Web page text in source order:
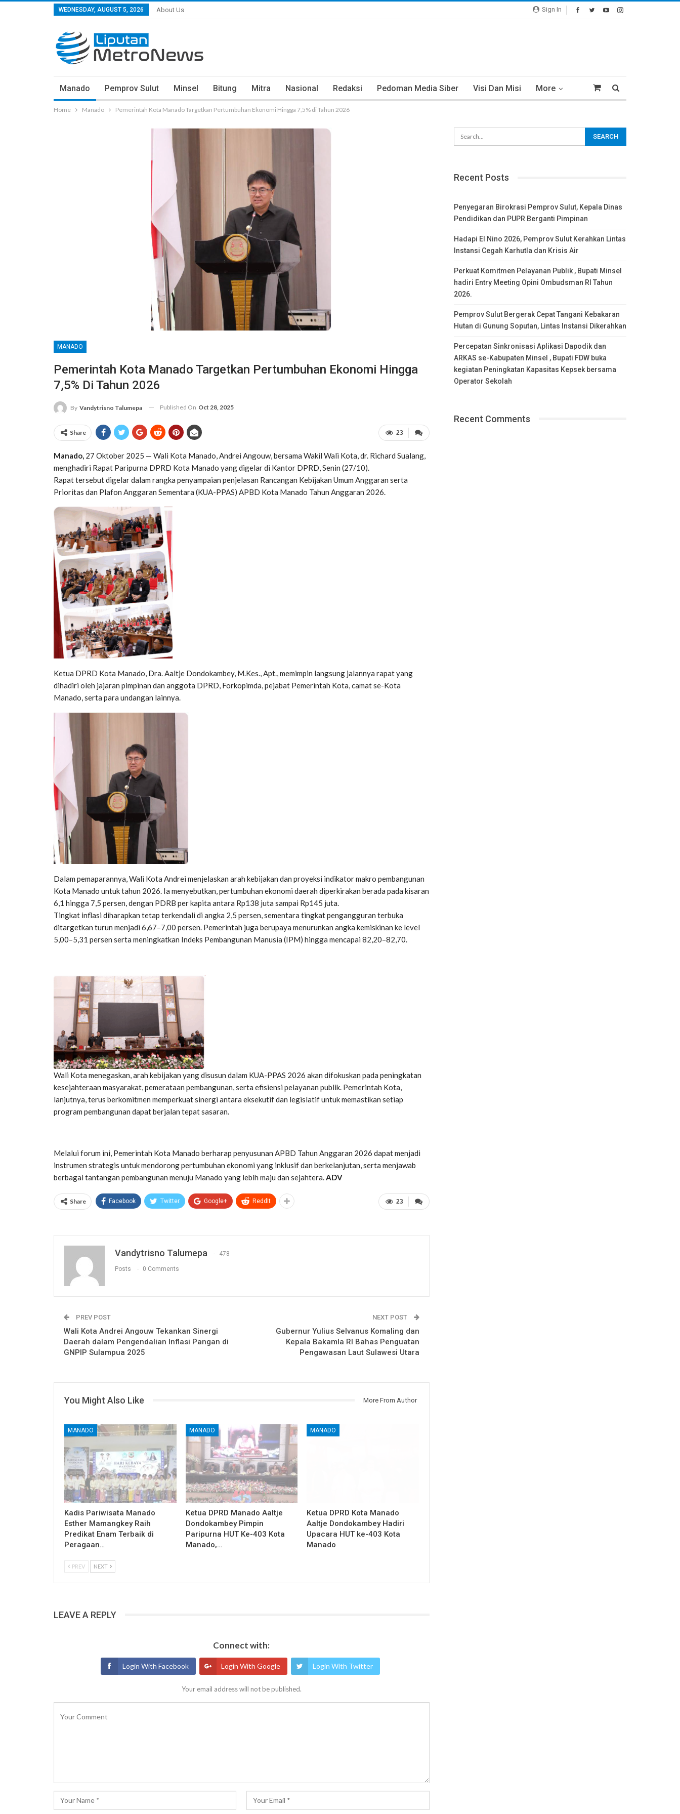
Sign In
WEDNESDAY, AUGUST 5, 2026 About Us
Manado Pemprov Sulut Minsel Bitung Mitra Nasional Redaksi Pedoman Media Siber Visi Dan Misi More
Home Manado Pemerintah Kota Manado Targetkan Pertumbuhan Ekonomi Hingga 7,5% di Tahun 2026
MANADO
Pemerintah Kota Manado Targetkan Pertumbuhan Ekonomi Hingga
7,5% Di Tahun 2026
By Vandytrisno Talumepa Published On Oct 28, 2025
23
Share
Manado, 27 Oktober 2025 — Wali Kota Manado, Andrei Angouw, bersama Wakil Wali Kota, dr. Richard Sualang,
menghadiri Rapat Paripurna DPRD Kota Manado yang digelar di Kantor DPRD, Senin (27/10).
Rapat tersebut digelar dalam rangka penyampaian penjelasan Rancangan Kebijakan Umum Anggaran serta
Prioritas dan Plafon Anggaran Sementara (KUA-PPAS) APBD Kota Manado Tahun Anggaran 2026.
Ketua DPRD Kota Manado, Dra. Aaltje Dondokambey, M.Kes., Apt., memimpin langsung jalannya rapat yang
dihadiri oleh jajaran pimpinan dan anggota DPRD, Forkopimda, pejabat Pemerintah Kota, camat se-Kota
Manado, serta para undangan lainnya.
Dalam pemaparannya, Wali Kota Andrei menjelaskan arah kebijakan dan proyeksi indikator makro pembangunan
Kota Manado untuk tahun 2026. Ia menyebutkan, pertumbuhan ekonomi daerah diperkirakan berada pada kisaran
6,1 hingga 7,5 persen, dengan PDRB per kapita antara Rp138 juta sampai Rp145 juta.
Tingkat inflasi diharapkan tetap terkendali di angka 2,5 persen, sementara tingkat pengangguran terbuka
ditargetkan turun menjadi 6,67–7,00 persen. Pemerintah juga berupaya menurunkan angka kemiskinan ke level
5,00–5,31 persen serta meningkatkan Indeks Pembangunan Manusia (IPM) hingga mencapai 82,20–82,70.
Wali Kota menegaskan, arah kebijakan yang disusun dalam KUA-PPAS 2026 akan difokuskan pada peningkatan
kesejahteraan masyarakat, pemerataan pembangunan, serta efisiensi pelayanan publik. Pemerintah Kota,
lanjutnya, terus berkomitmen memperkuat sinergi antara eksekutif dan legislatif untuk memastikan setiap
program pembangunan dapat berjalan tepat sasaran.
Melalui forum ini, Pemerintah Kota Manado berharap penyusunan APBD Tahun Anggaran 2026 dapat menjadi
instrumen strategis untuk mendorong pertumbuhan ekonomi yang inklusif dan berkelanjutan, serta menjawab
berbagai tantangan pembangunan menuju Manado yang lebih maju dan sejahtera.ADV
23
Share Facebook Twitter Google+ ReddIt
Vandytrisno Talumepa 478
Posts 0 Comments
PREV POST
Wali Kota Andrei Angouw Tekankan Sinergi
Daerah dalam Pengendalian Inflasi Pangan di
GNPIP Sulampua 2025
NEXT POST
Gubernur Yulius Selvanus Komaling dan
Kepala Bakamla RI Bahas Penguatan
Pengawasan Laut Sulawesi Utara
You Might Also Like More From Author
MANADO
Kadis Pariwisata Manado
Esther Mamangkey Raih
Predikat Enam Terbaik di
Peragaan…
MANADO
Ketua DPRD Manado Aaltje
Dondokambey Pimpin
Paripurna HUT Ke-403 Kota
Manado,…
MANADO
Ketua DPRD Kota Manado
Aaltje Dondokambey Hadiri
Upacara HUT ke-403 Kota
Manado
PREV NEXT
LEAVE A REPLY
Connect with:
Login With Facebook Login With Google Login With Twitter
Your email address will not be published.
Recent Posts
Penyegaran Birokrasi Pemprov Sulut, Kepala Dinas
Pendidikan dan PUPR Berganti Pimpinan
Hadapi El Nino 2026, Pemprov Sulut Kerahkan Lintas
Instansi Cegah Karhutla dan Krisis Air
Perkuat Komitmen Pelayanan Publik , Bupati Minsel
hadiri Entry Meeting Opini Ombudsman RI Tahun
2026.
Pemprov Sulut Bergerak Cepat Tangani Kebakaran
Hutan di Gunung Soputan, Lintas Instansi Dikerahkan
Percepatan Sinkronisasi Aplikasi Dapodik dan
ARKAS se-Kabupaten Minsel , Bupati FDW buka
kegiatan Peningkatan Kapasitas Kepsek bersama
Operator Sekolah
Recent Comments